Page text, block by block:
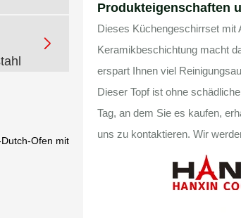

Ofen mit
Produkteigenschaften
Dieses Küchengeschirrset mit
Keramikbeschichtung macht
erspart Ihnen viel
Dieser Topf ist ohne
Tag, an dem Sie es kaufen,
uns zu kontaktieren. Wir